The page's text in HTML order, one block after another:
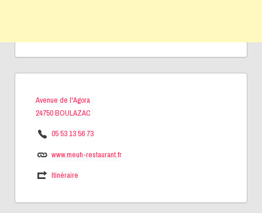
Avenue de l'Agora
24750 BOULAZAC
05 53 13 56 73
www.meuh-restaurant.fr
Itinéraire